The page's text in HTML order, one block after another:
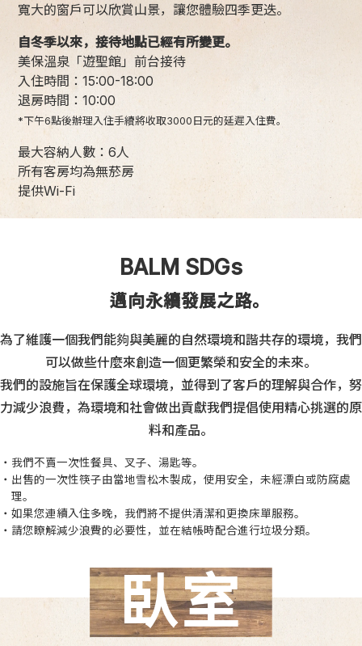
寬大的窗戶可以欣賞山景，讓您體驗四季更迭。
自冬季以來，接待地點已經有所變更。
美保溫泉「遊聖館」前台接待
入住時間：15:00-18:00
退房時間：10:00
*下午6點後辦理入住手續將收取3000日元的延遲入住費。
最大容納人數：6人
所有客房均為無菸房
提供Wi-Fi
BALM SDGs
邁向永續發展之路。
為了維護一個我們能夠與美麗的自然環境和諧共存的環境， 我們
可以做些什麼來創造一個更繁榮和安全的未來。
我們的設施旨在保護全球環境，並得到了客戶的理解與合作， 努
力減少浪費，為環境和社會做出貢獻我們提倡使用精心挑選的原
料和產品。
・我們不賣一次性餐具、叉子、湯匙等。
・出售的一次性筷子由當地雪松木製成，使用安全，未經漂白或防腐處
理。
・如果您連續入住多晚，我們將不提供清潔和更換床單服務。
・請您瞭解減少浪費的必要性，並在結帳時配合進行垃圾分類。
臥室